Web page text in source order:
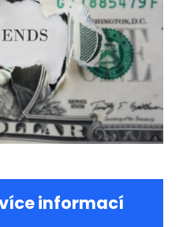
informací